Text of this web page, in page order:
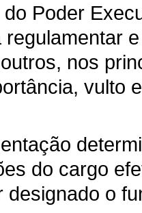
Poder
nos
vulto
do cargo
designado o